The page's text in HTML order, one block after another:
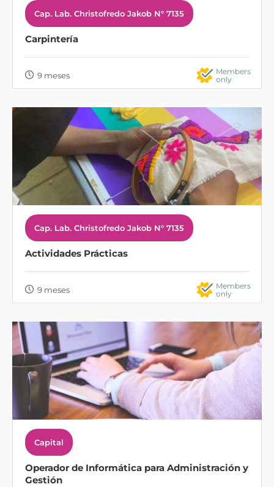
Cap. Lab. Christofredo Jakob N° 7135
Carpintería
9 meses
Members
only
Cap. Lab. Christofredo Jakob N° 7135
Actividades Prácticas
9 meses
Members
only
Capital
Operador de Informática para Administración y
Gestión